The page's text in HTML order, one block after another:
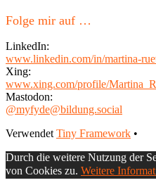
Folge mir auf …
LinkedIn:
www.linkedin.com/in/martina-
Xing:
www.xing.com/profile/
Mastodon:
@myfyde@bildung.social
Footer
Inhalt
Verwendet Tiny Framework •
Durch die weitere Nutzung der
von Cookies zu. Weitere